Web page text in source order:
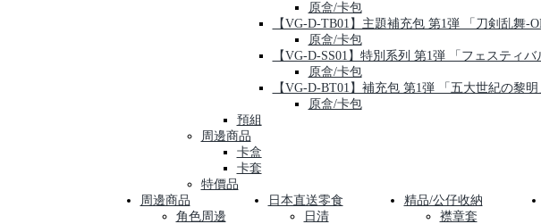
原盒/卡包
【VG-D-TB01】主題補充包 第1弾 「刀剣乱舞-
原盒/卡包
【VG-D-SS01】特別系列 第1弾 「フェスティバ
原盒/卡包
【VG-D-BT01】補充包 第1弾 「五大世紀の黎明
原盒/卡包
預組
周邊商品
卡盒
卡套
特價品
周邊商品
角色周邊
日本直送零食
日清
精品/公仔收納
襟章套